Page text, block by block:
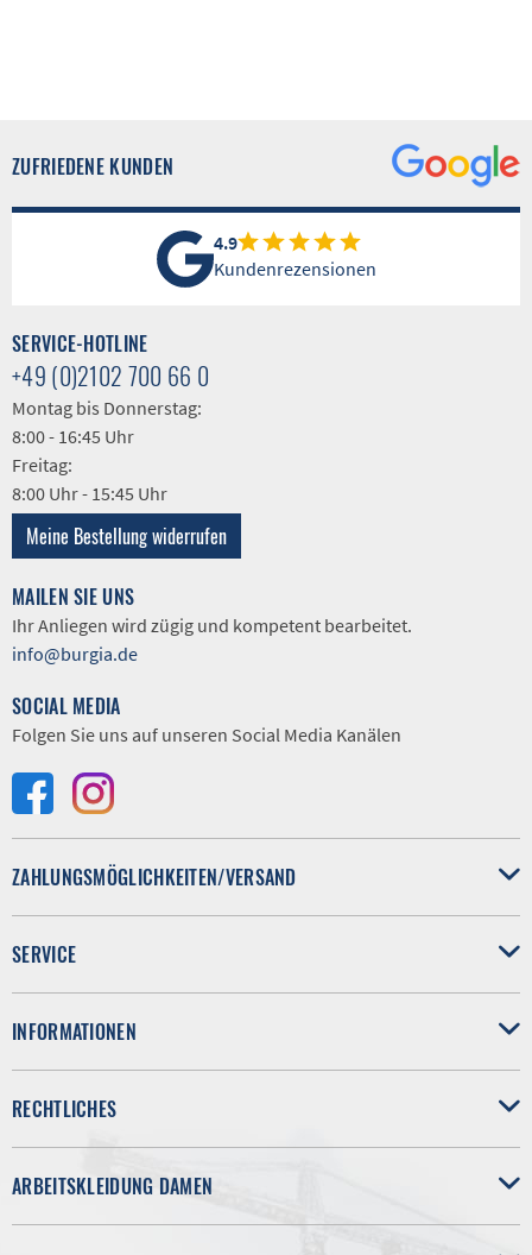
ZUFRIEDENE KUNDEN
4.9
Kundenrezensionen
SERVICE-HOTLINE
+49 (0)2102 700 66 0
Montag bis Donnerstag:
8:00 - 16:45 Uhr
Freitag:
8:00 Uhr - 15:45 Uhr
Meine Bestellung widerrufen
MAILEN SIE UNS
Ihr Anliegen wird zügig und kompetent bearbeitet.
info@burgia.de
SOCIAL MEDIA
Folgen Sie uns auf unseren Social Media Kanälen
ZAHLUNGSMÖGLICHKEITEN/VERSAND
SERVICE
INFORMATIONEN
RECHTLICHES
ARBEITSKLEIDUNG DAMEN